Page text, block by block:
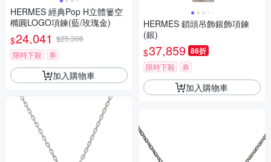
HERMES 經典Pop H立體簍空
橢圓LOGO項鍊(藍/玫瑰金)
$24,041 $25,306
限時下殺
券
加入購物車
HERMES 鎖頭吊飾銀飾項鍊
(銀)
$37,859 86折
限時下殺 券
加入購物車